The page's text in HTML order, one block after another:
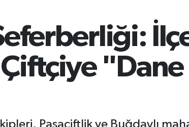
"Dane
Paşaçiftlik ve Buğdaylı